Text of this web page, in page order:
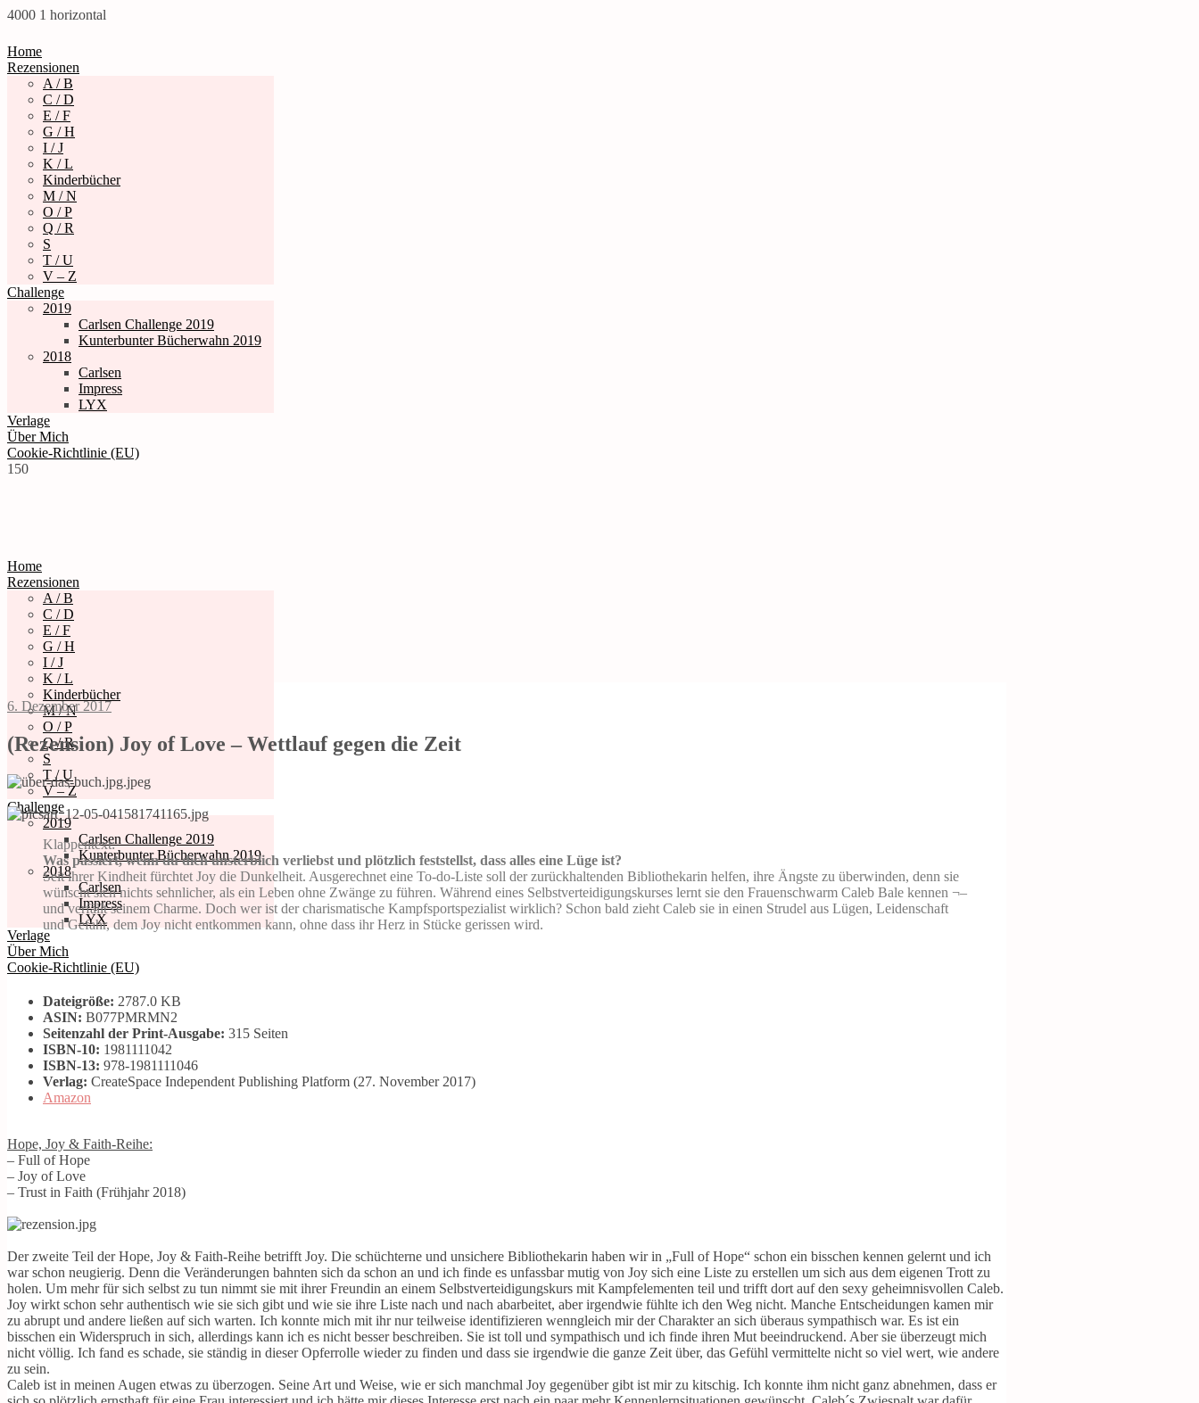
4000 1 horizontal
Home
Rezensionen
A / B
C / D
E / F
G / H
I / J
K / L
Kinderbücher
M / N
O / P
Q / R
S
T / U
V – Z
Challenge
2019
Carlsen Challenge 2019
Kunterbunter Bücherwahn 2019
2018
Carlsen
Impress
LYX
Verlage
Über Mich
Cookie-Richtlinie (EU)
150
Home
Rezensionen
A / B
C / D
E / F
G / H
I / J
K / L
Kinderbücher
M / N
O / P
Q / R
S
T / U
V – Z
Challenge
2019
Carlsen Challenge 2019
Kunterbunter Bücherwahn 2019
2018
Carlsen
Impress
LYX
Verlage
Über Mich
Cookie-Richtlinie (EU)
6. Dezember 2017
(Rezension) Joy of Love – Wettlauf gegen die Zeit
Klappentext:
Was passiert, wenn du dich unsterblich verliebst und plötzlich feststellst, dass alles eine Lüge ist?
Seit ihrer Kindheit fürchtet Joy die Dunkelheit. Ausgerechnet eine To-do-Liste soll der zurückhaltenden Bibliothekarin helfen, ihre Ängste zu überwinden, denn sie
wünscht sich nichts sehnlicher, als ein Leben ohne Zwänge zu führen. Während eines Selbstverteidigungskurses lernt sie den Frauenschwarm Caleb Bale kennen ¬–
und verfällt seinem Charme. Doch wer ist der charismatische Kampfsportspezialist wirklich? Schon bald zieht Caleb sie in einen Strudel aus Lügen, Leidenschaft
und Gefahr, dem Joy nicht entkommen kann, ohne dass ihr Herz in Stücke gerissen wird.
Dateigröße: 2787.0 KB
ASIN: B077PMRMN2
Seitenzahl der Print-Ausgabe: 315 Seiten
ISBN-10: 1981111042
ISBN-13: 978-1981111046
Verlag: CreateSpace Independent Publishing Platform (27. November 2017)
Amazon
Hope, Joy & Faith-Reihe:
– Full of Hope
– Joy of Love
– Trust in Faith (Frühjahr 2018)
Der zweite Teil der Hope, Joy & Faith-Reihe betrifft Joy. Die schüchterne und unsichere Bibliothekarin haben wir in „Full of Hope“ schon ein bisschen kennen gelernt und ich
war schon neugierig. Denn die Veränderungen bahnten sich da schon an und ich finde es unfassbar mutig von Joy sich eine Liste zu erstellen um sich aus dem eigenen Trott zu
holen. Um mehr für sich selbst zu tun nimmt sie mit ihrer Freundin an einem Selbstverteidigungskurs mit Kampfelementen teil und trifft dort auf den sexy geheimnisvollen Caleb.
Joy wirkt schon sehr authentisch wie sie sich gibt und wie sie ihre Liste nach und nach abarbeitet, aber irgendwie fühlte ich den Weg nicht. Manche Entscheidungen kamen mir
zu abrupt und andere ließen auf sich warten. Ich konnte mich mit ihr nur teilweise identifizieren wenngleich mir der Charakter an sich überaus sympathisch war. Es ist ein
bisschen ein Widerspruch in sich, allerdings kann ich es nicht besser beschreiben. Sie ist toll und sympathisch und ich finde ihren Mut beeindruckend. Aber sie überzeugt mich
nicht völlig. Ich fand es schade, sie ständig in dieser Opferrolle wieder zu finden und dass sie irgendwie die ganze Zeit über, das Gefühl vermittelte nicht so viel wert, wie andere
zu sein.
Caleb ist in meinen Augen etwas zu überzogen. Seine Art und Weise, wie er sich manchmal Joy gegenüber gibt ist mir zu kitschig. Ich konnte ihm nicht ganz abnehmen, dass er